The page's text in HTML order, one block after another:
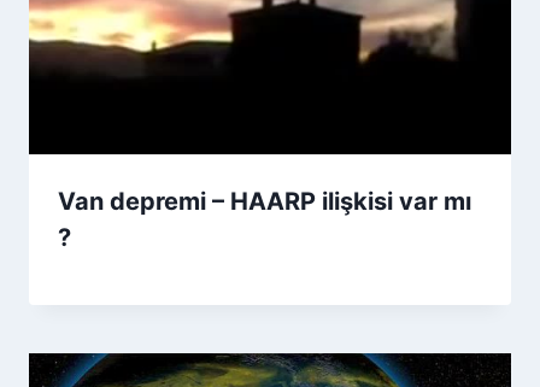
Van depremi – HAARP ilişkisi var mı
?